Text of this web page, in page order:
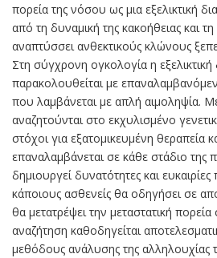
πορεία της νόσου ως μια εξελικτική
από τη δυναμική της κακοήθειας και
αναπτύσσει ανθεκτικούς κλώνους
Στη σύγχρονη ογκολογία η
παρακολουθείται με
που λαμβάνεται με απλή αιμοληψία.
αναζητούνται στο εκχυλισμένο
στόχοι για εξατομικευμένη θεραπεία
επαναλαμβάνεται σε κάθε στάδιο της
δημιουργεί δυνατότητες και
κάποιους ασθενείς θα οδηγήσει σε
θα μετατρέψει την μεταστατική
αναζήτηση καθοδηγείται
μεθόδους ανάλυσης της